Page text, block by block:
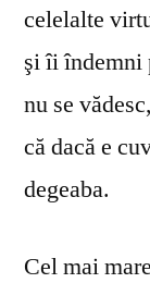
celelalte
şi îi îndemni
nu se
că dacă e
degeaba.
Cel mai